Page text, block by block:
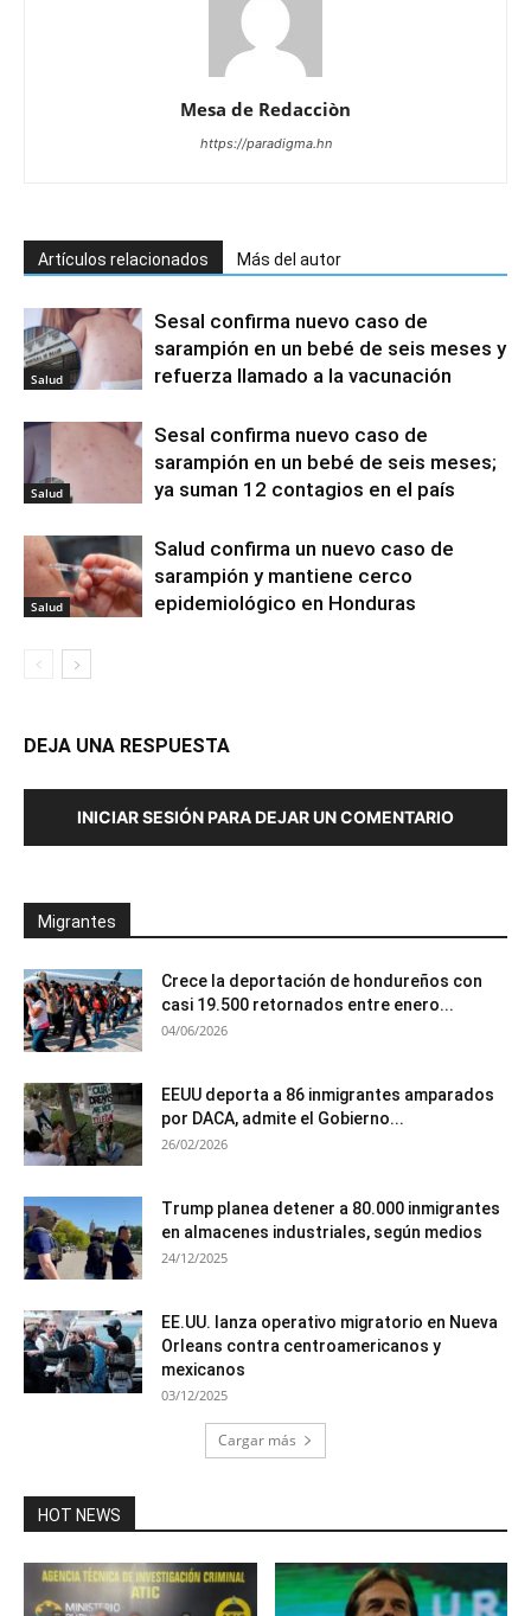
Mesa de Redacciòn
https://paradigma.hn
Artículos relacionados Más del autor
Salud
Sesal confirma nuevo caso de
sarampión en un bebé de seis meses y
refuerza llamado a la vacunación
Salud
Sesal confirma nuevo caso de
sarampión en un bebé de seis meses;
ya suman 12 contagios en el país
Salud
Salud confirma un nuevo caso de
sarampión y mantiene cerco
epidemiológico en Honduras
DEJA UNA RESPUESTA
INICIAR SESIÓN PARA DEJAR UN COMENTARIO
Migrantes
Crece la deportación de hondureños con
casi 19.500 retornados entre enero...
04/06/2026
EEUU deporta a 86 inmigrantes amparados
por DACA, admite el Gobierno...
26/02/2026
Trump planea detener a 80.000 inmigrantes
en almacenes industriales, según medios
24/12/2025
EE.UU. lanza operativo migratorio en Nueva
Orleans contra centroamericanos y
mexicanos
03/12/2025
Cargar más
HOT NEWS